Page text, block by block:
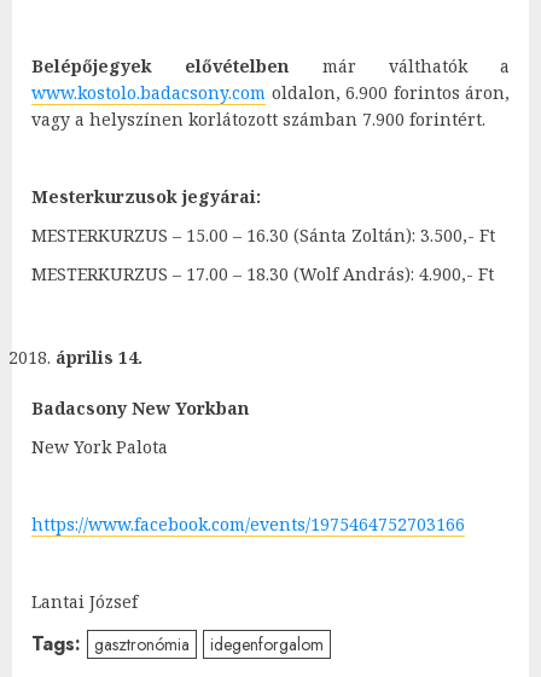
Belépőjegyek elővételben már válthatók a
www.kostolo.badacsony.com oldalon, 6.900 forintos áron,
vagy a helyszínen korlátozott számban 7.900 forintért.
Mesterkurzusok jegyárai:
MESTERKURZUS – 15.00 – 16.30 (Sánta Zoltán): 3.500,- Ft
MESTERKURZUS – 17.00 – 18.30 (Wolf András): 4.900,- Ft
április 14.
Badacsony New Yorkban
New York Palota
https://www.facebook.com/events/1975464752703166
Lantai József
Tags: gasztronómia idegenforgalom